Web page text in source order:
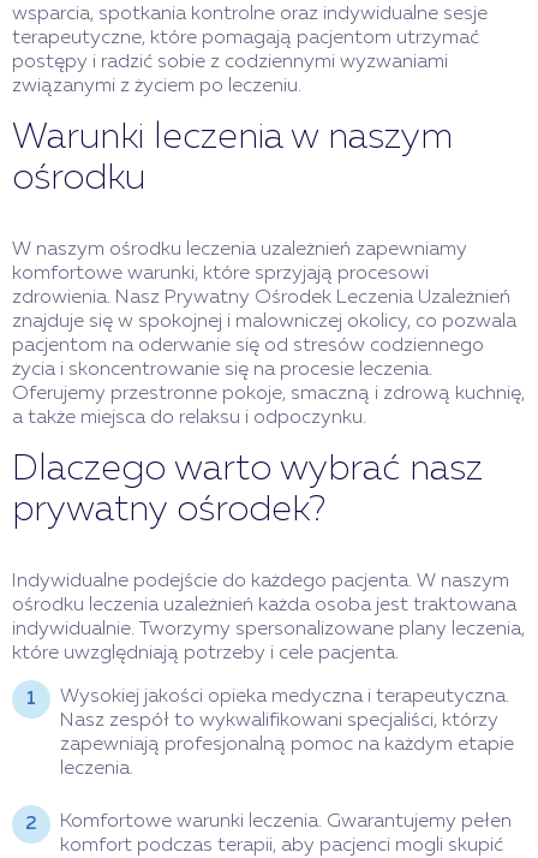
wsparcia, spotkania kontrolne oraz indywidualne sesje
terapeutyczne, które pomagają pacjentom utrzymać
postępy i radzić sobie z codziennymi wyzwaniami
związanymi z życiem po leczeniu.
Warunki leczenia w naszym
ośrodku
W naszym ośrodku leczenia uzależnień zapewniamy
komfortowe warunki, które sprzyjają procesowi
zdrowienia. Nasz Prywatny Ośrodek Leczenia Uzależnień
znajduje się w spokojnej i malowniczej okolicy, co pozwala
pacjentom na oderwanie się od stresów codziennego
życia i skoncentrowanie się na procesie leczenia.
Oferujemy przestronne pokoje, smaczną i zdrową kuchnię,
a także miejsca do relaksu i odpoczynku.
Dlaczego warto wybrać nasz
prywatny ośrodek?
Indywidualne podejście do każdego pacjenta. W naszym
ośrodku leczenia uzależnień każda osoba jest traktowana
indywidualnie. Tworzymy spersonalizowane plany leczenia,
które uwzględniają potrzeby i cele pacjenta.
Wysokiej jakości opieka medyczna i terapeutyczna.
Nasz zespół to wykwalifikowani specjaliści, którzy
zapewniają profesjonalną pomoc na każdym etapie
leczenia.
Komfortowe warunki leczenia. Gwarantujemy pełen
komfort podczas terapii, aby pacjenci mogli skupić